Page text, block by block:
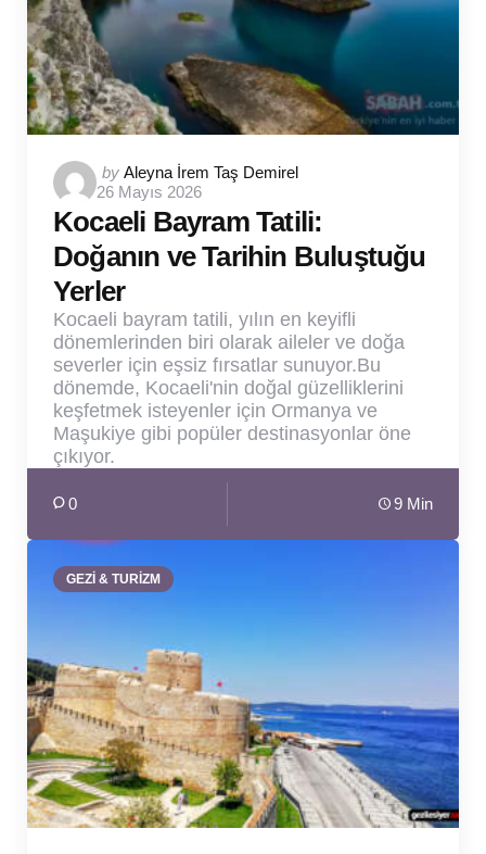
Posted
by
by Aleyna İrem Taş Demirel
26 Mayıs 2026
Kocaeli Bayram Tatili:
Doğanın ve Tarihin Buluştuğu
Yerler
Kocaeli bayram tatili, yılın en keyifli
dönemlerinden biri olarak aileler ve doğa
severler için eşsiz fırsatlar sunuyor.Bu
dönemde, Kocaeli'nin doğal güzelliklerini
keşfetmek isteyenler için Ormanya ve
Maşukiye gibi popüler destinasyonlar öne
çıkıyor.
0 9 Min
GEZİ & TURİZM